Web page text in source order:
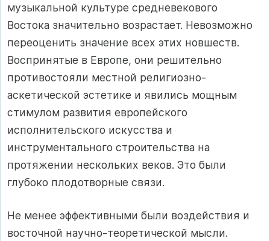
музыкальной культуре средневекового
Востока значительно возрастает. Невозможно
переоценить значение всех этих новшеств.
Воспринятые в Европе, они решительно
противостояли местной религиозно-
аскетической эстетике и явились мощным
стимулом развития европейского
исполнительского искусства и
инструментального строительства на
протяжении нескольких веков. Это были
глубоко плодотворные связи.
Не менее эффективными были воздействия и
восточной научно-теоретической мысли.